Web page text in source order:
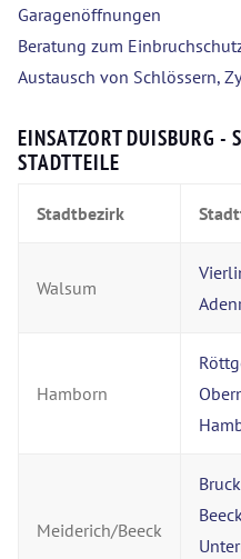
Garagenöffnungen
Beratung zum
Austausch von Schlössern,
EINSATZORT DUISBURG -
STADTTEILE
Stadtbezirk
Walsum
Hamborn
Meiderich/Beeck